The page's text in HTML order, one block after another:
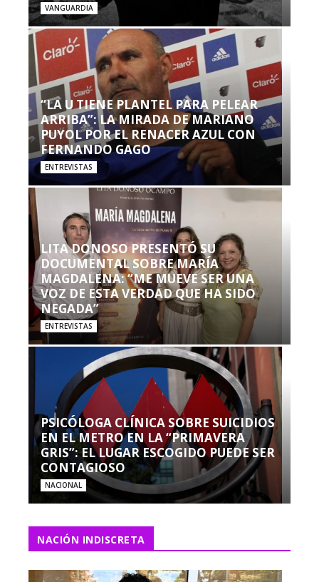
VANGUARDIA
“LA U TIENE PLANTEL PARA PELEAR
ARRIBA”: LA MIRADA DE MARIANO
PUYOL POR EL RENACER AZUL CON
FERNANDO GAGO
ENTREVISTAS
LITA DONOSO PRESENTÓ SU
DOCUMENTAL SOBRE MARÍA
MAGDALENA: “ME MUEVE SER UNA
VOZ DE ESTA VERDAD QUE HA SIDO
NEGADA”
ENTREVISTAS
PSICÓLOGA CLÍNICA SOBRE SUICIDIOS
EN EL METRO EN LA “PRIMAVERA
GRIS”: EL LUGAR ESCOGIDO PUEDE SER
CONTAGIOSO
NACIONAL
NACIÓN INDISCRETA